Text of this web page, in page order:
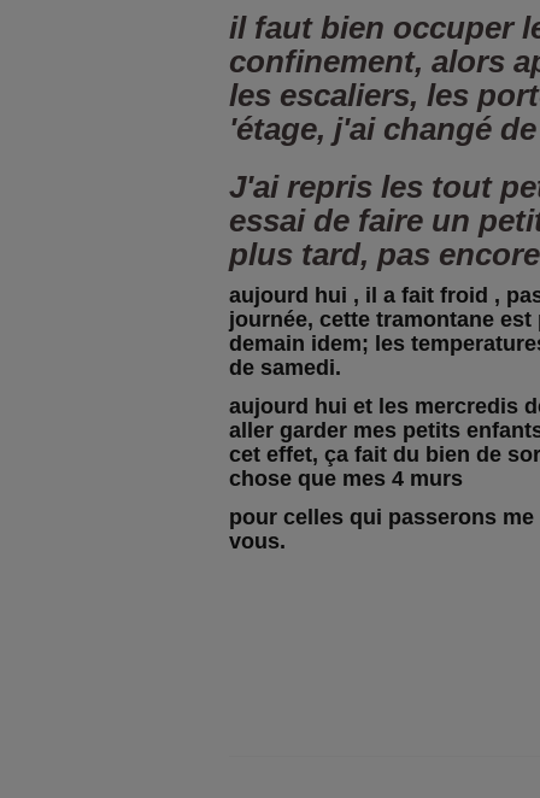
il faut bien occuper
confinement, alors
les escaliers, les
'étage, j'ai changé
J'ai repris les tout
essai de faire un
plus tard, pas
aujourd hui , il a fait froid ,
journée, cette tramontane
demain idem; les
de samedi.
aujourd hui et les mercredis
aller garder mes petits
cet effet, ça fait du bien de
chose que mes 4 murs
pour celles qui passerons
vous.